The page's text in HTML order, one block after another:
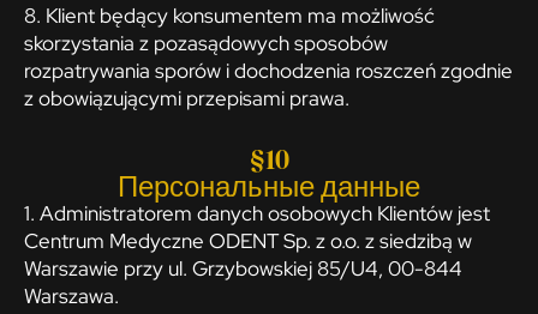
8. Klient będący konsumentem ma możliwość
skorzystania z pozasądowych sposobów
rozpatrywania sporów i dochodzenia roszczeń zgodnie
z obowiązującymi przepisami prawa.
§10
Персональные данные
1. Administratorem danych osobowych Klientów jest
Centrum Medyczne ODENT Sp. z o.o. z siedzibą w
Warszawie przy ul. Grzybowskiej 85/U4, 00-844
Warszawa.